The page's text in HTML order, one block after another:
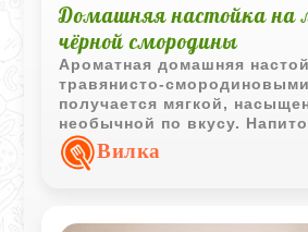
Домашняя настойка на
чёрной смородины
Ароматная домашняя
травянисто-
получается мягкой,
необычной по вкусу.
сочетается с закусками и
свежий аромат молодых
Вилка